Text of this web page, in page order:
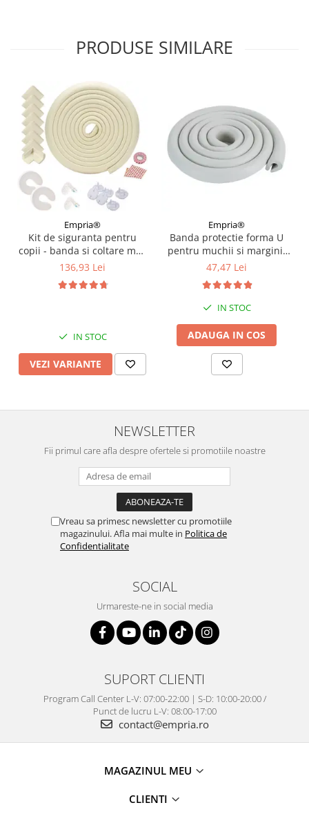
PRODUSE SIMILARE
Empria®
Kit de siguranta pentru
copii - banda si coltare moi,
opritoare usa, sigurante
culori
136,93 Lei
IN STOC
VEZI VARIANTE
Empria®
Banda protectie forma U
pentru muchii si margini,
3.5x0.7x200 cm, Gri
47,47 Lei
IN STOC
ADAUGA IN COS
NEWSLETTER
Fii primul care afla despre ofertele si promotiile noastre
Vreau sa primesc newsletter cu promotiile
magazinului. Afla mai multe in Politica de
Confidentialitate
SOCIAL
Urmareste-ne in social media
SUPORT CLIENTI
Program Call Center L-V: 07:00-22:00 | S-D: 10:00-20:00 /
Punct de lucru L-V: 08:00-17:00
contact@empria.ro
MAGAZINUL MEU
CLIENTI